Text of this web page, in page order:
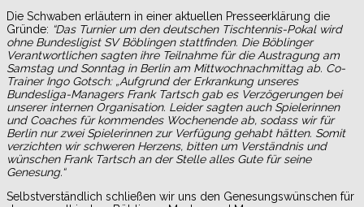
Die Schwaben erläutern in einer aktuellen Presseerklärung die
Gründe: “Das Turnier um den deutschen Tischtennis-Pokal wird
ohne Bundesligist SV Böblingen stattfinden. Die Böblinger
Verantwortlichen sagten ihre Teilnahme für die Austragung am
Samstag und Sonntag in Berlin am Mittwochnachmittag ab. Co-
Trainer Ingo Gotsch: „Aufgrund der Erkrankung unseres
Bundesliga-Managers Frank Tartsch gab es Verzögerungen bei
unserer internen Organisation. Leider sagten auch Spielerinnen
und Coaches für kommendes Wochenende ab, sodass wir für
Berlin nur zwei Spielerinnen zur Verfügung gehabt hätten. Somit
verzichten wir schweren Herzens, bitten um Verständnis und
wünschen Frank Tartsch an der Stelle alles Gute für seine
Genesung.“
Selbstverständlich schließen wir uns den Genesungswünschen für